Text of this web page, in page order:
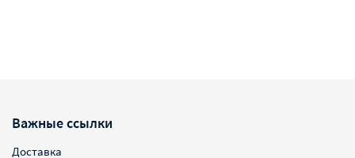
Важные ссылки
Доставка